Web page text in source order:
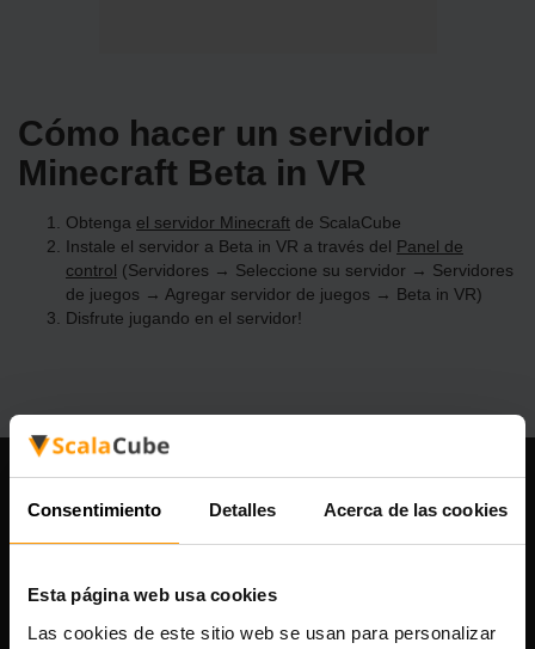
Consentimiento Detalles Acerca de las cookies
Esta página web usa cookies
Las cookies de este sitio web se usan para personalizar
Cómo hacer un servidor
Minecraft Beta in VR
Obtenga el servidor Minecraft de ScalaCube
Instale el servidor a Beta in VR a través del Panel de
control (Servidores → Seleccione su servidor → Servidores
de juegos → Agregar servidor de juegos → Beta in VR)
Disfrute jugando en el servidor!
Nuestra compañía
Scalable Hosting Solutions OÜ
Código de registro: 14652605